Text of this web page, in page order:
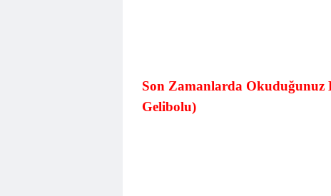
Son Zamanlarda Okuduğunuz
Gelibolu)